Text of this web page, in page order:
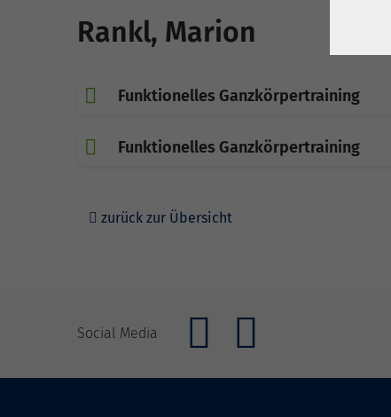
Rankl, Marion
Funktionelles Ganzkörpertraining
Funktionelles Ganzkörpertraining
zurück zur Übersicht
Social Media